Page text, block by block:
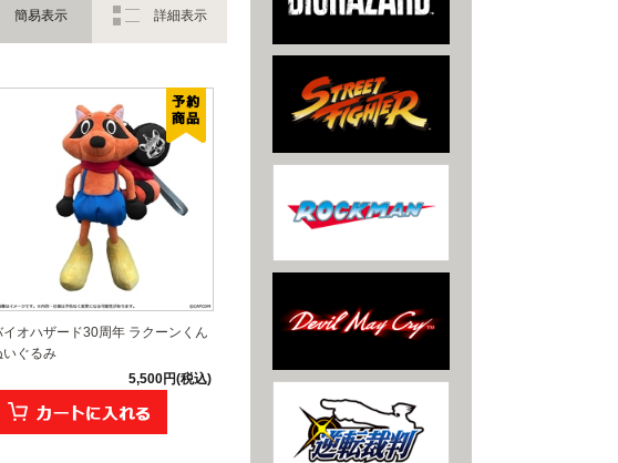
簡易表示 詳細表示
イオハザード30周年 ラクーンくん
いぐるみ
5,500円(税込)